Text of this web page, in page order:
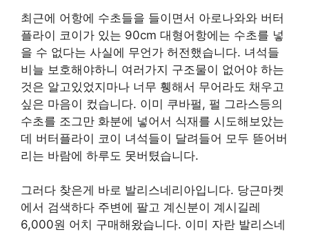
최근에 어항에 수초들을 들이면서 아로나와와 버터
플라이 코이가 있는 90cm 대형어항에는 수초를 넣
을 수 없다는 사실에 무언가 허전했습니다. 녀석들
비늘 보호해야하니 여러가지 구조물이 없어야 하는
것은 알고있었지마나 너무 휑해서 무어라도 채우고
싶은 마음이 컸습니다. 이미 쿠바펄, 펄 그라스등의
수초를 조그만 화분에 넣어서 식재를 시도해보았는
데 버터플라이 코이 녀석들이 달려들어 모두 뜯어버
리는 바람에 하루도 못버텼습니다.
그러다 찾은게 바로 발리스네리아입니다. 당근마켓
에서 검색하다 주변에 팔고 계신분이 계시길레
6,000원 어치 구매해왔습니다. 이미 자란 발리스네